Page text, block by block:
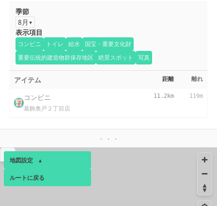
季節
8月
表示項目
コンビニ トイレ 給水
国宝・重要文化財
重要伝統的建造物群保存地区
絶景スポット 写真
アイテム 距離 離れ
コンビニ
葛飾奥戸２丁目店
11.2km 119m
地図設定 ▴
ベース ▴
ルートに戻る